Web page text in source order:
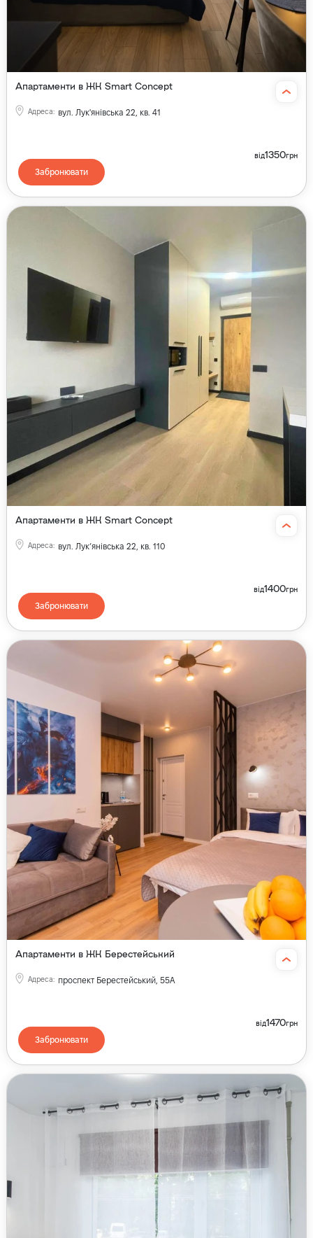
Апартаменти в ЖК Smart Concept
Адреса: вул. Лук'янівська 22, кв. 41
від1350грн
Забронювати
Апартаменти в ЖК Smart Concept
Адреса: вул. Лукʼянівська 22, кв. 110
від1400грн
Забронювати
Апартаменти в ЖК Берестейський
Адреса: проспект Берестейський, 55А
від1470грн
Забронювати